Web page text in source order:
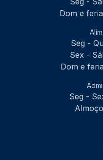
Dom e
Seg -
Sex -
Dom e
Seg -